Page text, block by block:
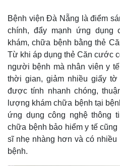
Bệnh viện Đà Nẵng là điểm
chính, đẩy mạnh ứng dụng
khám, chữa bệnh bằng thẻ
Từ khi áp dụng thẻ Căn cước
người bệnh mà nhân viên y
thời gian, giảm nhiều giấy
được tính nhanh chóng,
lượng khám chữa bệnh tại
ứng dụng công nghệ thông
chữa bệnh bảo hiểm y tế
sĩ nhẹ nhàng hơn và có
bệnh.